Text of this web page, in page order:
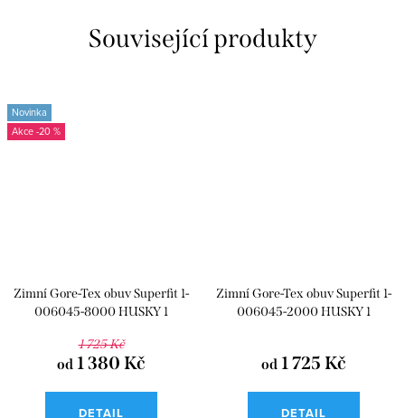
Související produkty
Novinka
-20 %
Zimní Gore-Tex obuv Superfit 1-
006045-8000 HUSKY 1
1 725 Kč
od 1 380 Kč
DETAIL
Zimní Gore-Tex obuv Superfit 1-
006045-2000 HUSKY 1
od 1 725 Kč
DETAIL